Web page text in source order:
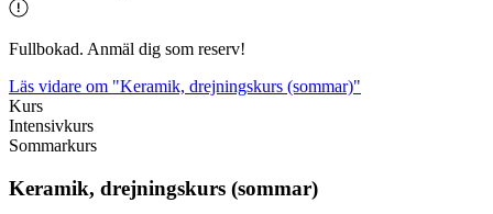
Fullbokad. Anmäl dig som reserv!
Läs vidare om "Keramik, drejningskurs (sommar)"
Kurs
Intensivkurs
Sommarkurs
Keramik, drejningskurs (sommar)